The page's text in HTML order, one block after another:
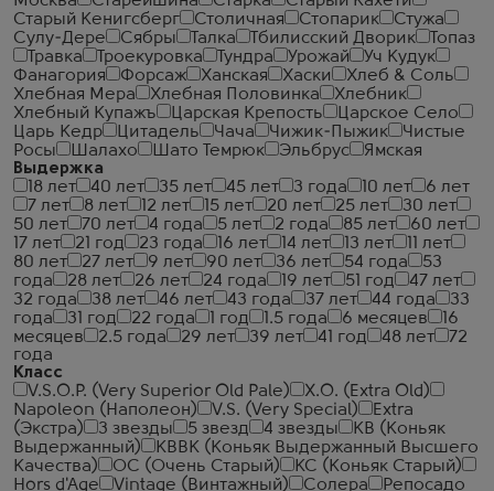
Старый Кенигсберг
Столичная Стопарик
Стужа
Сулу-Дере
Сябры Талка Тбилисский Дворик
Топаз
Травка
Троекуровка Тундра Урожай
Уч Кудук
Фанагория
Форсаж Ханская Хаски
Хлеб & Соль
Хлебная Мера
Хлебная Половинка
Хлебник
Хлебный Купажъ
Царская Крепость
Царское Село
Царь Кедр
Цитадель Чача Чижик-Пыжик
Чистые
Росы
Шалахо Шато Темрюк Эльбрус
Ямская
Выдержка
18 лет
40 лет 35 лет 45 лет 3 года 10 лет
6 лет
7 лет
8 лет 12 лет 15 лет 20 лет 25 лет
30 лет
50 лет
70 лет 4 года 5 лет 2 года 85 лет
60 лет
17 лет
21 год 23 года 16 лет 14 лет 13 лет
11 лет
80 лет
27 лет 9 лет 90 лет 36 лет 54 года
53
года
28 лет 26 лет 24 года 19 лет 51 год
47 лет
32 года
38 лет 46 лет 43 года 37 лет 44 года
33
года
31 год 22 года 1 год 1.5 года 6 месяцев
16
месяцев
2.5 года 29 лет 39 лет 41 год 48 лет
72
года
Класс
V.S.O.P. (Very Superior Old Pale)
X.O. (Extra Old)
Napoleon (Наполеон)
V.S. (Very Special)
Extra
(Экстра)
3 звезды 5 звезд 4 звезды
КВ (Коньяк
Выдержанный)
КВВК (Коньяк Выдержанный Высшего
Качества)
ОС (Очень Старый)
КС (Коньяк Старый)
Hors d'Age
Vintage (Винтажный) Солера
Репосадо